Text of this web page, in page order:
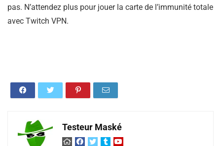
pas. N’attendez plus pour jouer la carte de l’immunité totale
avec Twitch VPN.
Testeur Maské